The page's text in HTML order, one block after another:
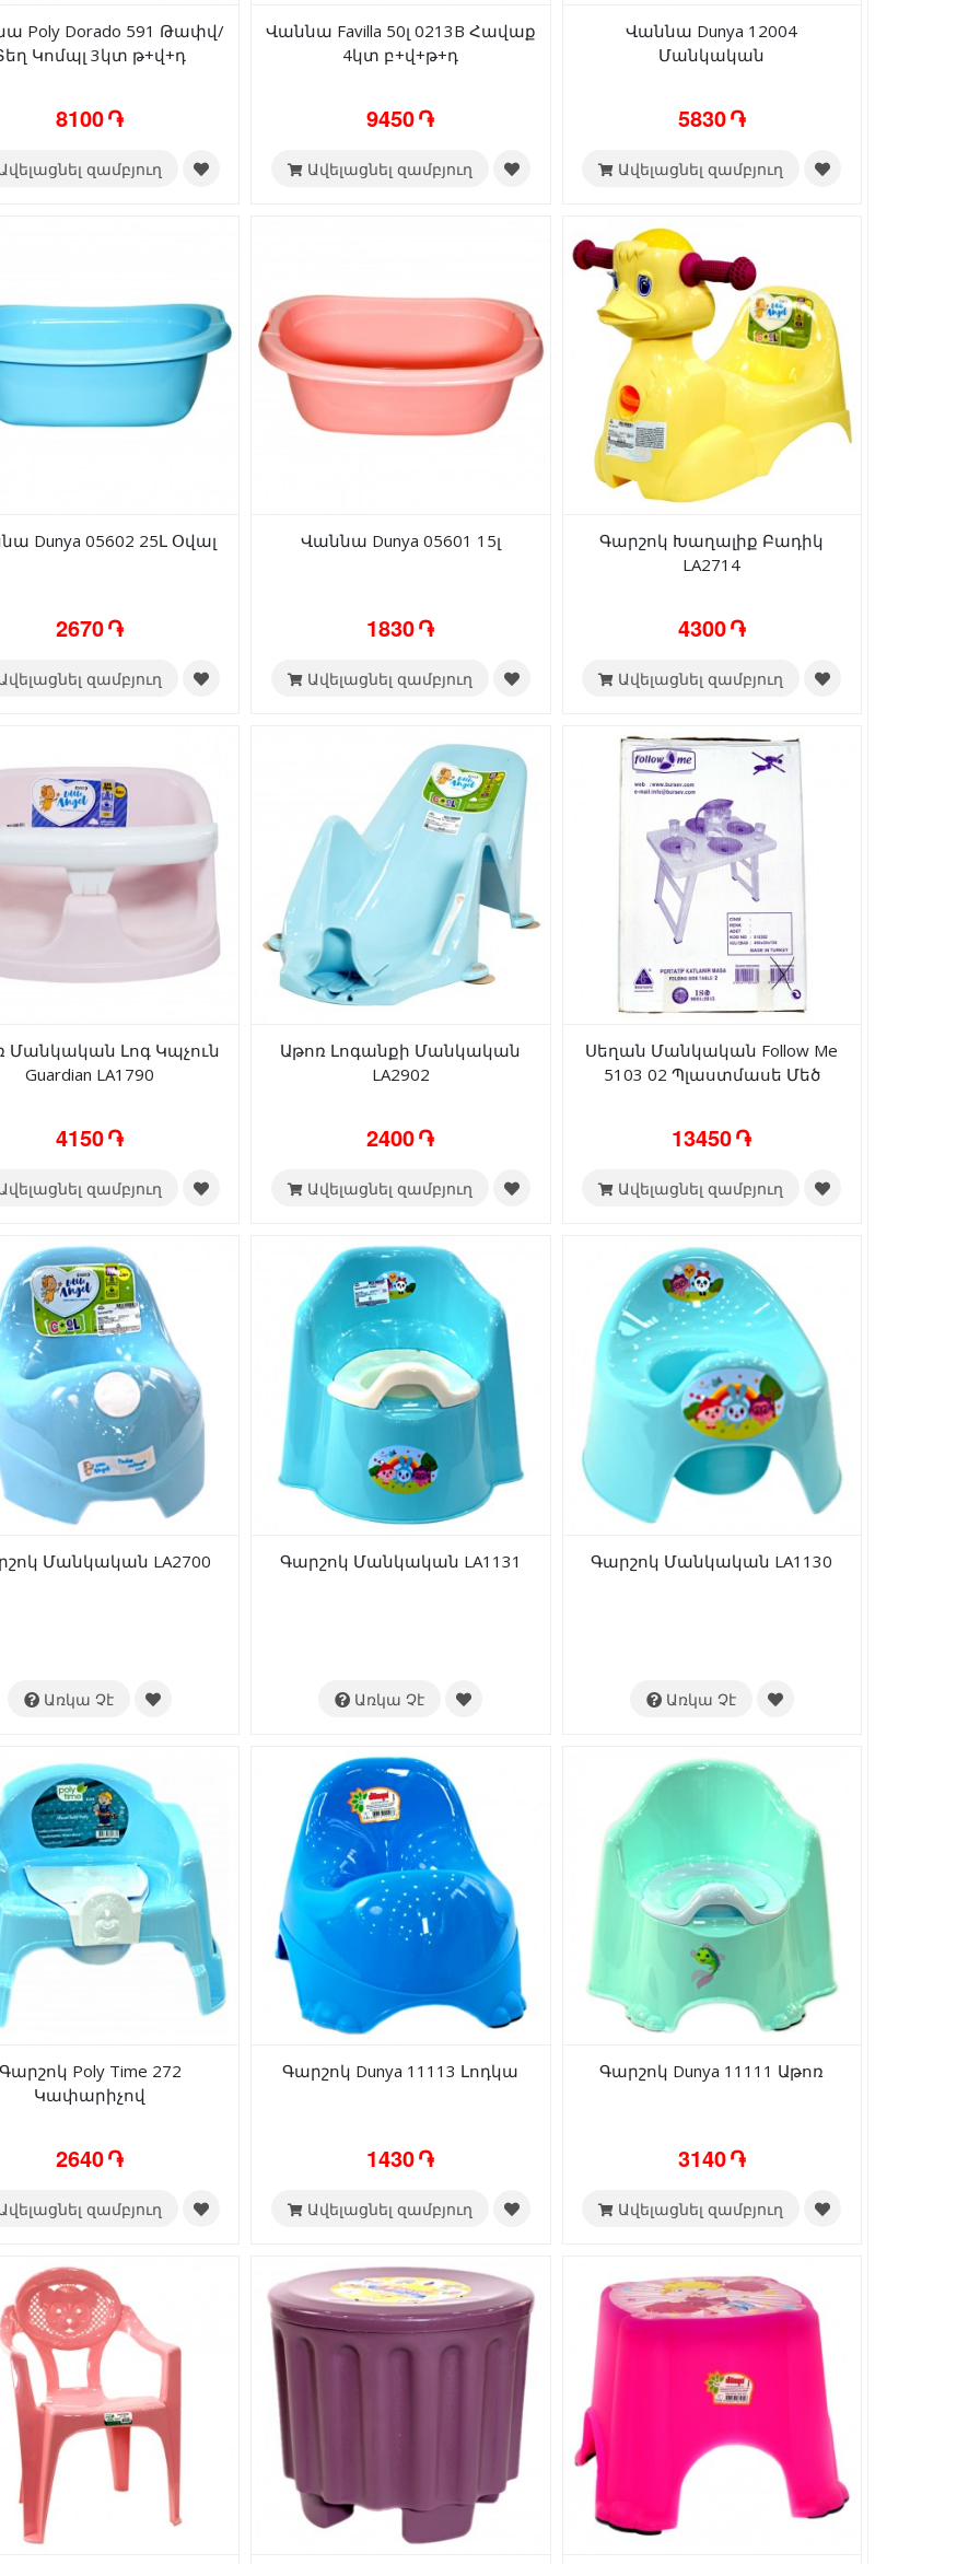
Poly Dorado 591 Թափվ/
Կոմպլ 3կտ թ+վ+դ
8100 ֏
զամբյուղ
Վաննա Favilla 50լ 0213B Հավաք
4կտ բ+վ+թ+դ
9450 ֏
Ավելացնել զամբյուղ
Վաննա Dunya 12004
Մանկական
5830 ֏
Ավելացնել զամբյուղ
Dunya 05602 25Լ Օվալ
2670 ֏
զամբյուղ
Վաննա Dunya 05601 15լ
1830 ֏
Ավելացնել զամբյուղ
Գարշոկ Խաղալիք Բադիկ
LA2714
4300 ֏
Ավելացնել զամբյուղ
Մանկական Լոգ Կպչուն
Guardian LA1790
4150 ֏
զամբյուղ
Աթոռ Լոգանքի Մանկական
LA2902
2400 ֏
Ավելացնել զամբյուղ
Սեղան Մանկական Follow Me
5103 02 Պլաստմասե Մեծ
13450 ֏
Ավելացնել զամբյուղ
Մանկական LA2700
Առկա Չէ
Գարշոկ Մանկական LA1131
Առկա Չէ
Գարշոկ Մանկական LA1130
Առկա Չէ
Poly Time 272
Կափարիչով
2640 ֏
զամբյուղ
Գարշոկ Dunya 11113 Լոդկա
1430 ֏
Ավելացնել զամբյուղ
Գարշոկ Dunya 11111 Աթոռ
3140 ֏
Ավելացնել զամբյուղ